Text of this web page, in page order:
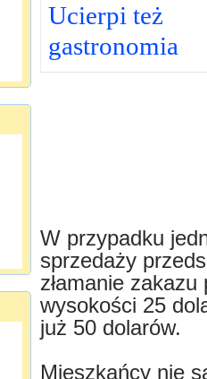
Ucierpi też
gastronomia
W przypadku
sprzedaży
złamanie
wysokości 25
już 50 dolarów.
Mieszkańcy nie